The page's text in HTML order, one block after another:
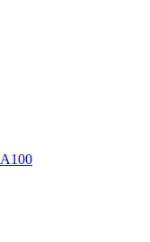
A100